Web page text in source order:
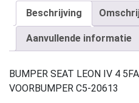
Beschrijving
Aanvullende informatie
BUMPER SEAT LEON IV 4
VOORBUMPER C5-20613